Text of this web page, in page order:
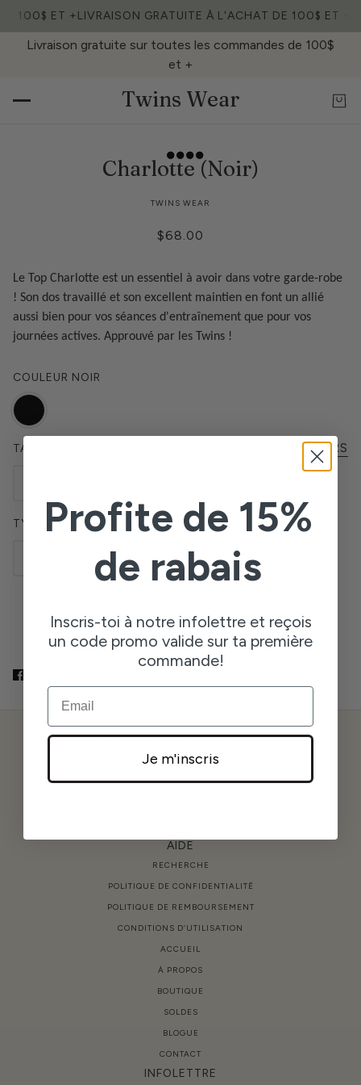
100$ ET +LIVRAISON GRATUITE À L'ACHAT DE 100$ ET +
Livraison gratuite sur toutes les commandes de 100$
et +
Twins Wear
Charlotte (Noir)
TWINS WEAR
$68.00
Le Top Charlotte est un essentiel à avoir dans votre garde-robe
! Son dos travaillé et son excellent maintien en font un allié
aussi bien pour vos séances d'entraînement que pour vos
journées actives. Approuvé par les Twins !
COULEUR NOIR
TAILLE CHARTE DES GRANDEURS
TYPE DE LONGUEUR DU HAUT
AJOUTER AU PANIER
2026 © TWINS WEAR
AIDE
RECHERCHE
POLITIQUE DE CONFIDENTIALITÉ
POLITIQUE DE REMBOURSEMENT
CONDITIONS D’UTILISATION
ACCUEIL
À PROPOS
BOUTIQUE
SOLDES
BLOGUE
CONTACT
INFOLETTRE
Profite de 15%
de rabais
Inscris-toi à notre infolettre et reçois
un code promo valide sur ta première
commande!
EMAIL
Je m'inscris